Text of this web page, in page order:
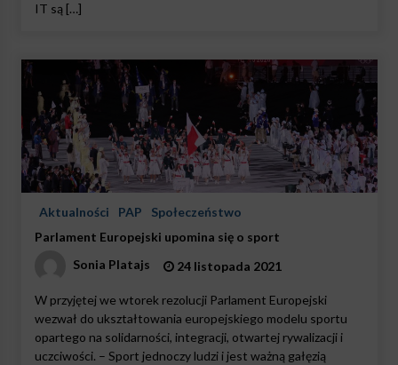
IT są […]
Aktualności PAP
Społeczeństwo
Parlament Europejski upomina się o sport
Sonia Platajs
24 listopada 2021
W przyjętej we wtorek rezolucji Parlament Europejski
wezwał do ukształtowania europejskiego modelu sportu
opartego na solidarności, integracji, otwartej rywalizacji i
uczciwości. – Sport jednoczy ludzi i jest ważną gałęzią